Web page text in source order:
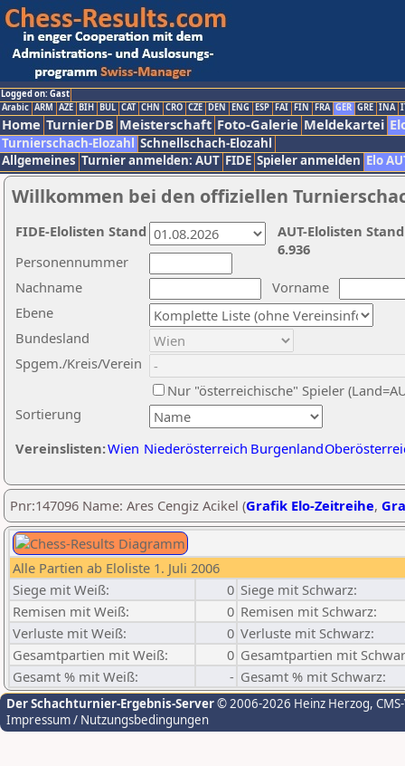
Logged on: Gast
Arabic ARM AZE BIH BUL CAT CHN CRO CZE DEN ENG ESP FAI FIN FRA GER GRE INA
Home TurnierDB Meisterschaft Foto-Galerie Meldekartei
Turnierschach-Elozahl Schnellschach-Elozahl
Allgemeines Turnier anmelden: AUT FIDE Spieler anmelden Elo
Willkommen bei den offiziellen
Nachname
Vorname
Ebene
Sortierung
Personennummer
Bundesland
Spgem./Kreis/Verein
Nur "österreichische" Spieler
Vereinslisten:Wien Niederösterreich Burgenland
AUT-Elolisten
6.936
FIDE-Elolisten Stand
Pnr:147096 Name: Ares Cengiz Acikel (Grafik Elo-Zeitreihe,
Alle Partien ab Eloliste 1. Juli 2006
Siege mit Weiß:
0 Siege mit Schwarz:
Remisen mit Weiß:
0 Remisen mit Schwarz:
Verluste mit Weiß:
0 Verluste mit Schwarz:
Gesamtpartien mit Weiß:
0 Gesamtpartien mit
Gesamt % mit Weiß:
- Gesamt % mit Schwarz:
Der Schachturnier-Ergebnis-Server© 2006-2026 Heinz Herzog,
Impressum / Nutzungsbedingungen